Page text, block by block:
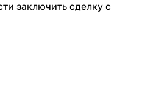
заключить сделку с